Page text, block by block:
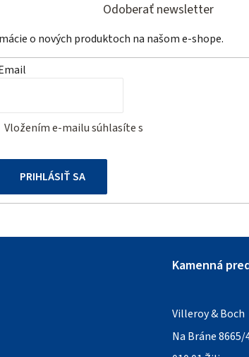
Odoberať newsletter
o nových produktoch na našom e-shope.
Vložením e-mailu súhlasíte s
PRIHLÁSIŤ SA
Kamenná
Villeroy & Boch
Na Bráne 8665/